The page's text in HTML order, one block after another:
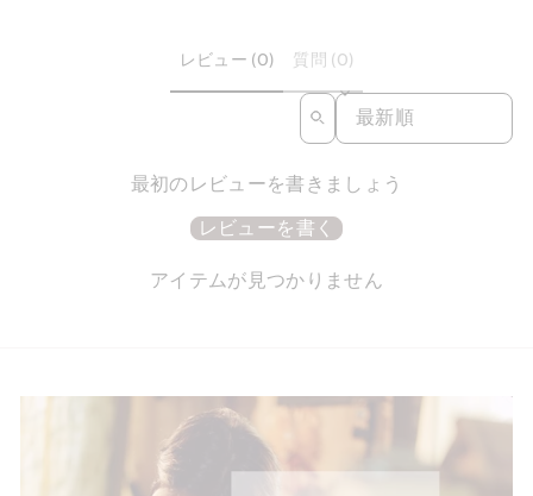
レビュー (0) 質問 (0)
SORT REVIEWS BY
最初のレビューを書きましょう
レビューを書く
アイテムが見つかりません